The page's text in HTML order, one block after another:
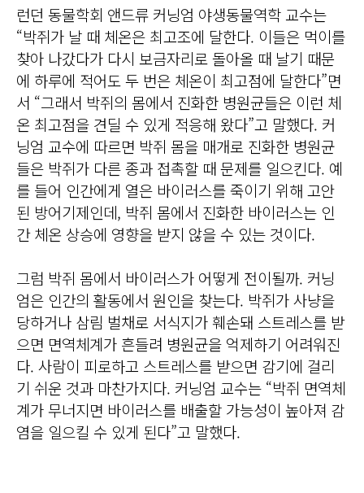
런던 동물학회 앤드류 커닝엄 야생동물역학 교수는
“박쥐가 날 때 체온은 최고조에 달한다. 이들은 먹이를
찾아 나갔다가 다시 보금자리로 돌아올 때 날기 때문
에 하루에 적어도 두 번은 체온이 최고점에 달한다”면
서 “그래서 박쥐의 몸에서 진화한 병원균들은 이런 체
온 최고점을 견딜 수 있게 적응해 왔다”고 말했다. 커
닝엄 교수에 따르면 박쥐 몸을 매개로 진화한 병원균
들은 박쥐가 다른 종과 접촉할 때 문제를 일으킨다. 예
를 들어 인간에게 열은 바이러스를 죽이기 위해 고안
된 방어기제인데, 박쥐 몸에서 진화한 바이러스는 인
간 체온 상승에 영향을 받지 않을 수 있는 것이다.
그럼 박쥐 몸에서 바이러스가 어떻게 전이될까. 커닝
엄은 인간의 활동에서 원인을 찾는다. 박쥐가 사냥을
당하거나 삼림 벌채로 서식지가 훼손돼 스트레스를 받
으면 면역체계가 흔들려 병원균을 억제하기 어려워진
다. 사람이 피로하고 스트레스를 받으면 감기에 걸리
기 쉬운 것과 마찬가지다. 커닝엄 교수는 “박쥐 면역체
계가 무너지면 바이러스를 배출할 가능성이 높아져 감
염을 일으킬 수 있게 된다”고 말했다.